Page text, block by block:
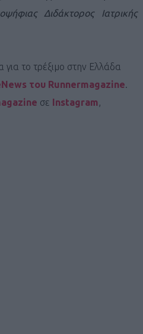
Διδάκτορος Ιατρικής
το τρέξιμο στην Ελλάδα
του Runnermagazine.
σε Instagram,